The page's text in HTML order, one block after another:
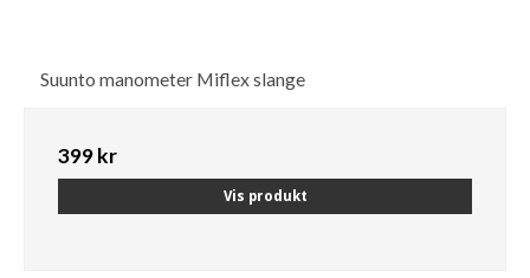
Suunto manometer Miflex slange
399 kr
Vis produkt